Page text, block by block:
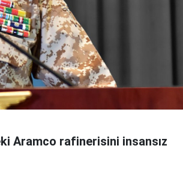
Aramco rafinerisini insansız